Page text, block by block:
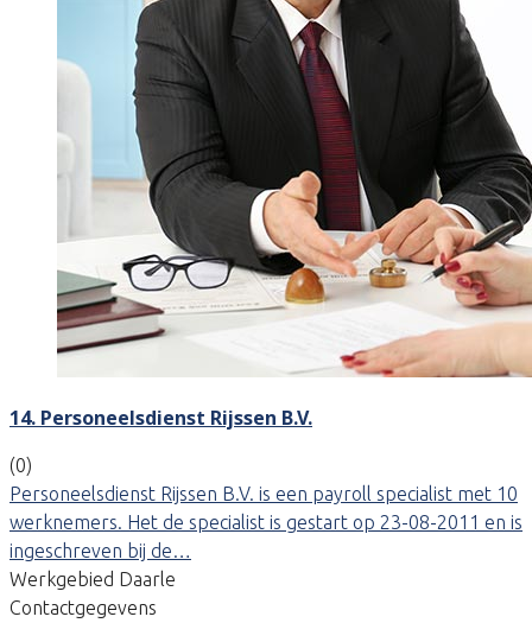
14. Personeelsdienst Rijssen B.V.
(0)
Personeelsdienst Rijssen B.V. is een payroll specialist met 10
werknemers. Het de specialist is gestart op 23-08-2011 en is
ingeschreven bij de…
Werkgebied Daarle
Contactgegevens